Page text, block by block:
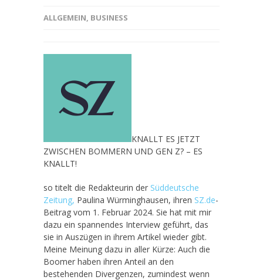
ALLGEMEIN, BUSINESS
KNALLT ES JETZT
ZWISCHEN BOMMERN UND GEN Z? – ES
KNALLT!
so titelt die Redakteurin der Süddeutsche
Zeitung, Paulina Würminghausen, ihren SZ.de-
Beitrag vom 1. Februar 2024. Sie hat mit mir
dazu ein spannendes Interview geführt, das
sie in Auszügen in ihrem Artikel wieder gibt.
Meine Meinung dazu in aller Kürze: Auch die
Boomer haben ihren Anteil an den
bestehenden Divergenzen, zumindest wenn